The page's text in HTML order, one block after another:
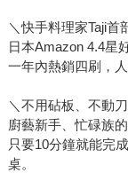
＼快手料理家Taji首
日本Amazon 4.4星
一年內熱銷四刷，
＼不用砧板、不動
廚藝新手、忙碌族
只要10分鐘就能完
桌。